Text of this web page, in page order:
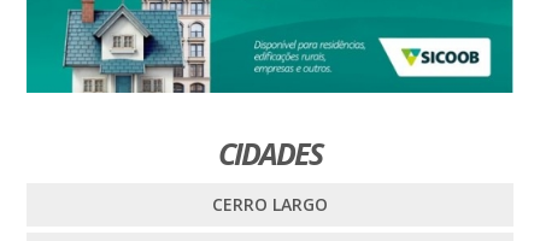
CIDADES
CERRO LARGO